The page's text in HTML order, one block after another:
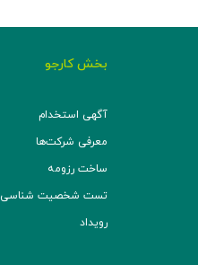
بخش کارجو
آگهی استخدام
معرفی شرکت‌ها
ساخت رزومه
تست شخصیت شناسی
رویداد